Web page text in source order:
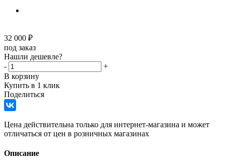
32 000 ₽
под заказ
Нашли дешевле?
-
+
В корзину
Купить в 1 клик
Поделиться
Цена действительна только для интернет-магазина и может
отличаться от цен в розничных магазинах
Описание